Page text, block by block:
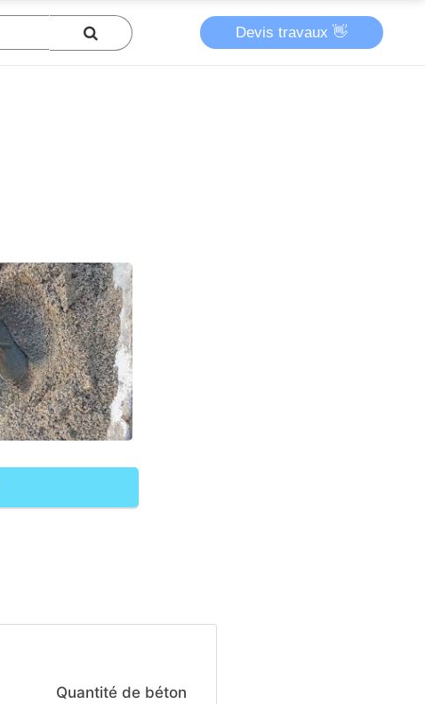
Devis travaux 👋
Quantité de béton